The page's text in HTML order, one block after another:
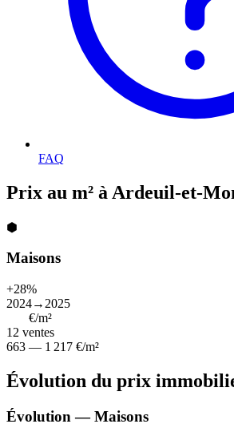
FAQ
Prix au m² à Ardeuil-et-
⬢
Maisons
+28%
2024→2025
€/m²
12 ventes
663 — 1 217 €/m²
Évolution du prix
Évolution — Maisons